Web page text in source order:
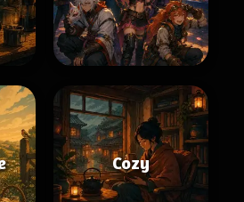
Cozy